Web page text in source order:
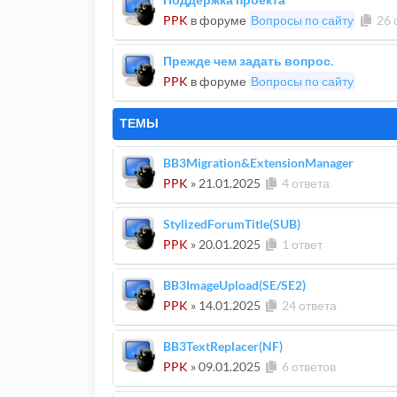
PPK в форуме Вопросы по сайту 26
Прежде чем задать вопрос.
PPK в форуме Вопросы по сайту
ТЕМЫ
BB3Migration&ExtensionManager
PPK » 21.01.2025 4 ответа
StylizedForumTitle(SUB)
PPK » 20.01.2025 1 ответ
BB3ImageUpload(SE/SE2)
PPK » 14.01.2025 24 ответа
BB3TextReplacer(NF)
PPK »09.01.2025 6 ответов